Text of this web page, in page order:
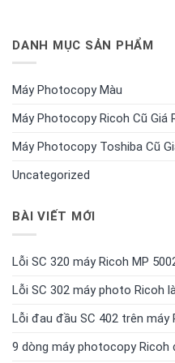
DANH MỤC SẢN PHẨM
Máy Photocopy Màu
Máy Photocopy Ricoh Cũ Giá
Máy Photocopy Toshiba Cũ
Uncategorized
BÀI VIẾT MỚI
Lỗi SC 320 máy Ricoh MP
Lỗi SC 302 máy photo Ricoh
Lỗi đau đầu SC 402 trên máy
9 dòng máy photocopy